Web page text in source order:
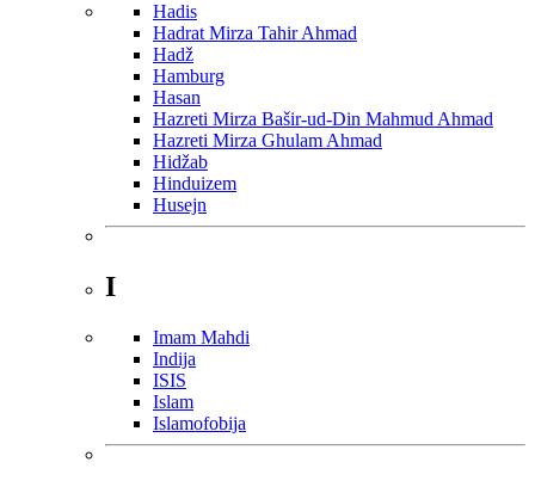
Hadis
Hadrat Mirza Tahir Ahmad
Hadž
Hamburg
Hasan
Hazreti Mirza Bašir-ud-Din Mahmud Ahmad
Hazreti Mirza Ghulam Ahmad
Hidžab
Hinduizem
Husejn
I
Imam Mahdi
Indija
ISIS
Islam
Islamofobija